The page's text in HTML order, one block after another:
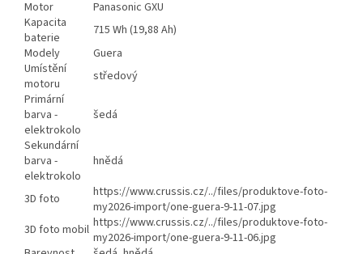
Motor
Panasonic GXU
Kapacita
baterie
715 Wh (19,88 Ah)
Modely
Guera
Umístění
motoru
středový
Primární
barva -
elektrokolo
šedá
Sekundární
barva -
elektrokolo
hnědá
3D foto
https://www.crussis.cz/../files/produktove-foto-
my2026-import/one-guera-9-11-07.jpg
3D foto mobil https://www.crussis.cz/../files/produktove-foto-
my2026-import/one-guera-9-11-06.jpg